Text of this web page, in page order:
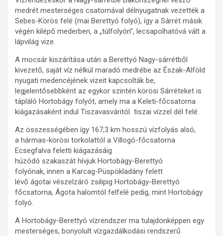
medrét mesterséges csatornával délnyugatnak vezették a
Sebes-Körös felé (mai Berettyó folyó), így a Sárrét másik
végén kilépő mederben, a „túlfolyón”, lecsapolhatóvá vált a
lápvilág vize.
A mocsár kiszárítása után a Berettyó Nagy-sárrétből
kivezető, saját víz nélkül maradó medrébe az Észak-Alföld
nyugati medencéjének vizeit kapcsolták be,
legjelentősebbként az egykor szintén körösi Sárréteket is
tápláló Hortobágy folyót, amely ma a Keleti-főcsatorna
kiágazásaként indul Tiszavasváritól tiszai vízzel dél felé.
Az összességében így 167,3 km hosszú vízfolyás alsó,
a hármas-körösi torkolattól a Villogó-főcsatorna
Ecsegfalva feletti kiágazásáig
húzódó szakaszát hívjuk Hortobágy-Berettyó
folyónak, innen a Karcag-Püspökladány felett
lévő ágotai vészelzáró zsilipig Hortobágy-Berettyó
főcsatorna, Ágota halomtól felfelé pedig, mint Hortobágy
folyó.
A Hortobágy-Berettyó vízrendszer ma tulajdonképpen egy
mesterséges, bonyolult vízgazdálkodási rendszerű